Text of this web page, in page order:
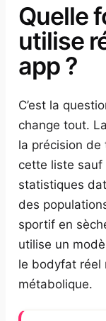
Quelle
utilise
app ?
C’est la
change tout.
la précision de
cette liste
statistiques
des
sportif en
utilise un
le bodyfat réel
métabolique.